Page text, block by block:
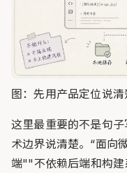
图：先用产品定位说
这里最重要的不是句
术边界说清楚。“面向
端""不依赖后端和构建